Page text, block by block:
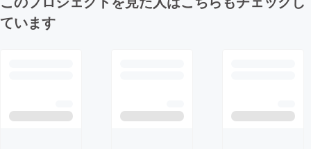
ています